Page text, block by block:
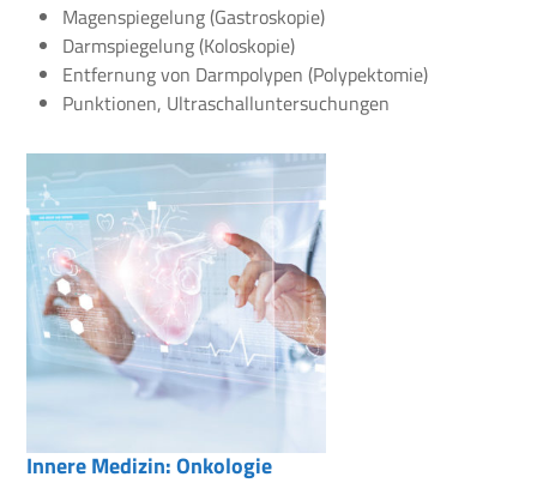
Magenspiegelung (Gastroskopie)
Darmspiegelung (Koloskopie)
Entfernung von Darmpolypen (Polypektomie)
Punktionen, Ultraschalluntersuchungen
Innere Medizin: Onkologie